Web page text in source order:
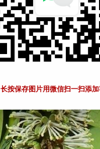
长按保存图片用微信扫一扫添